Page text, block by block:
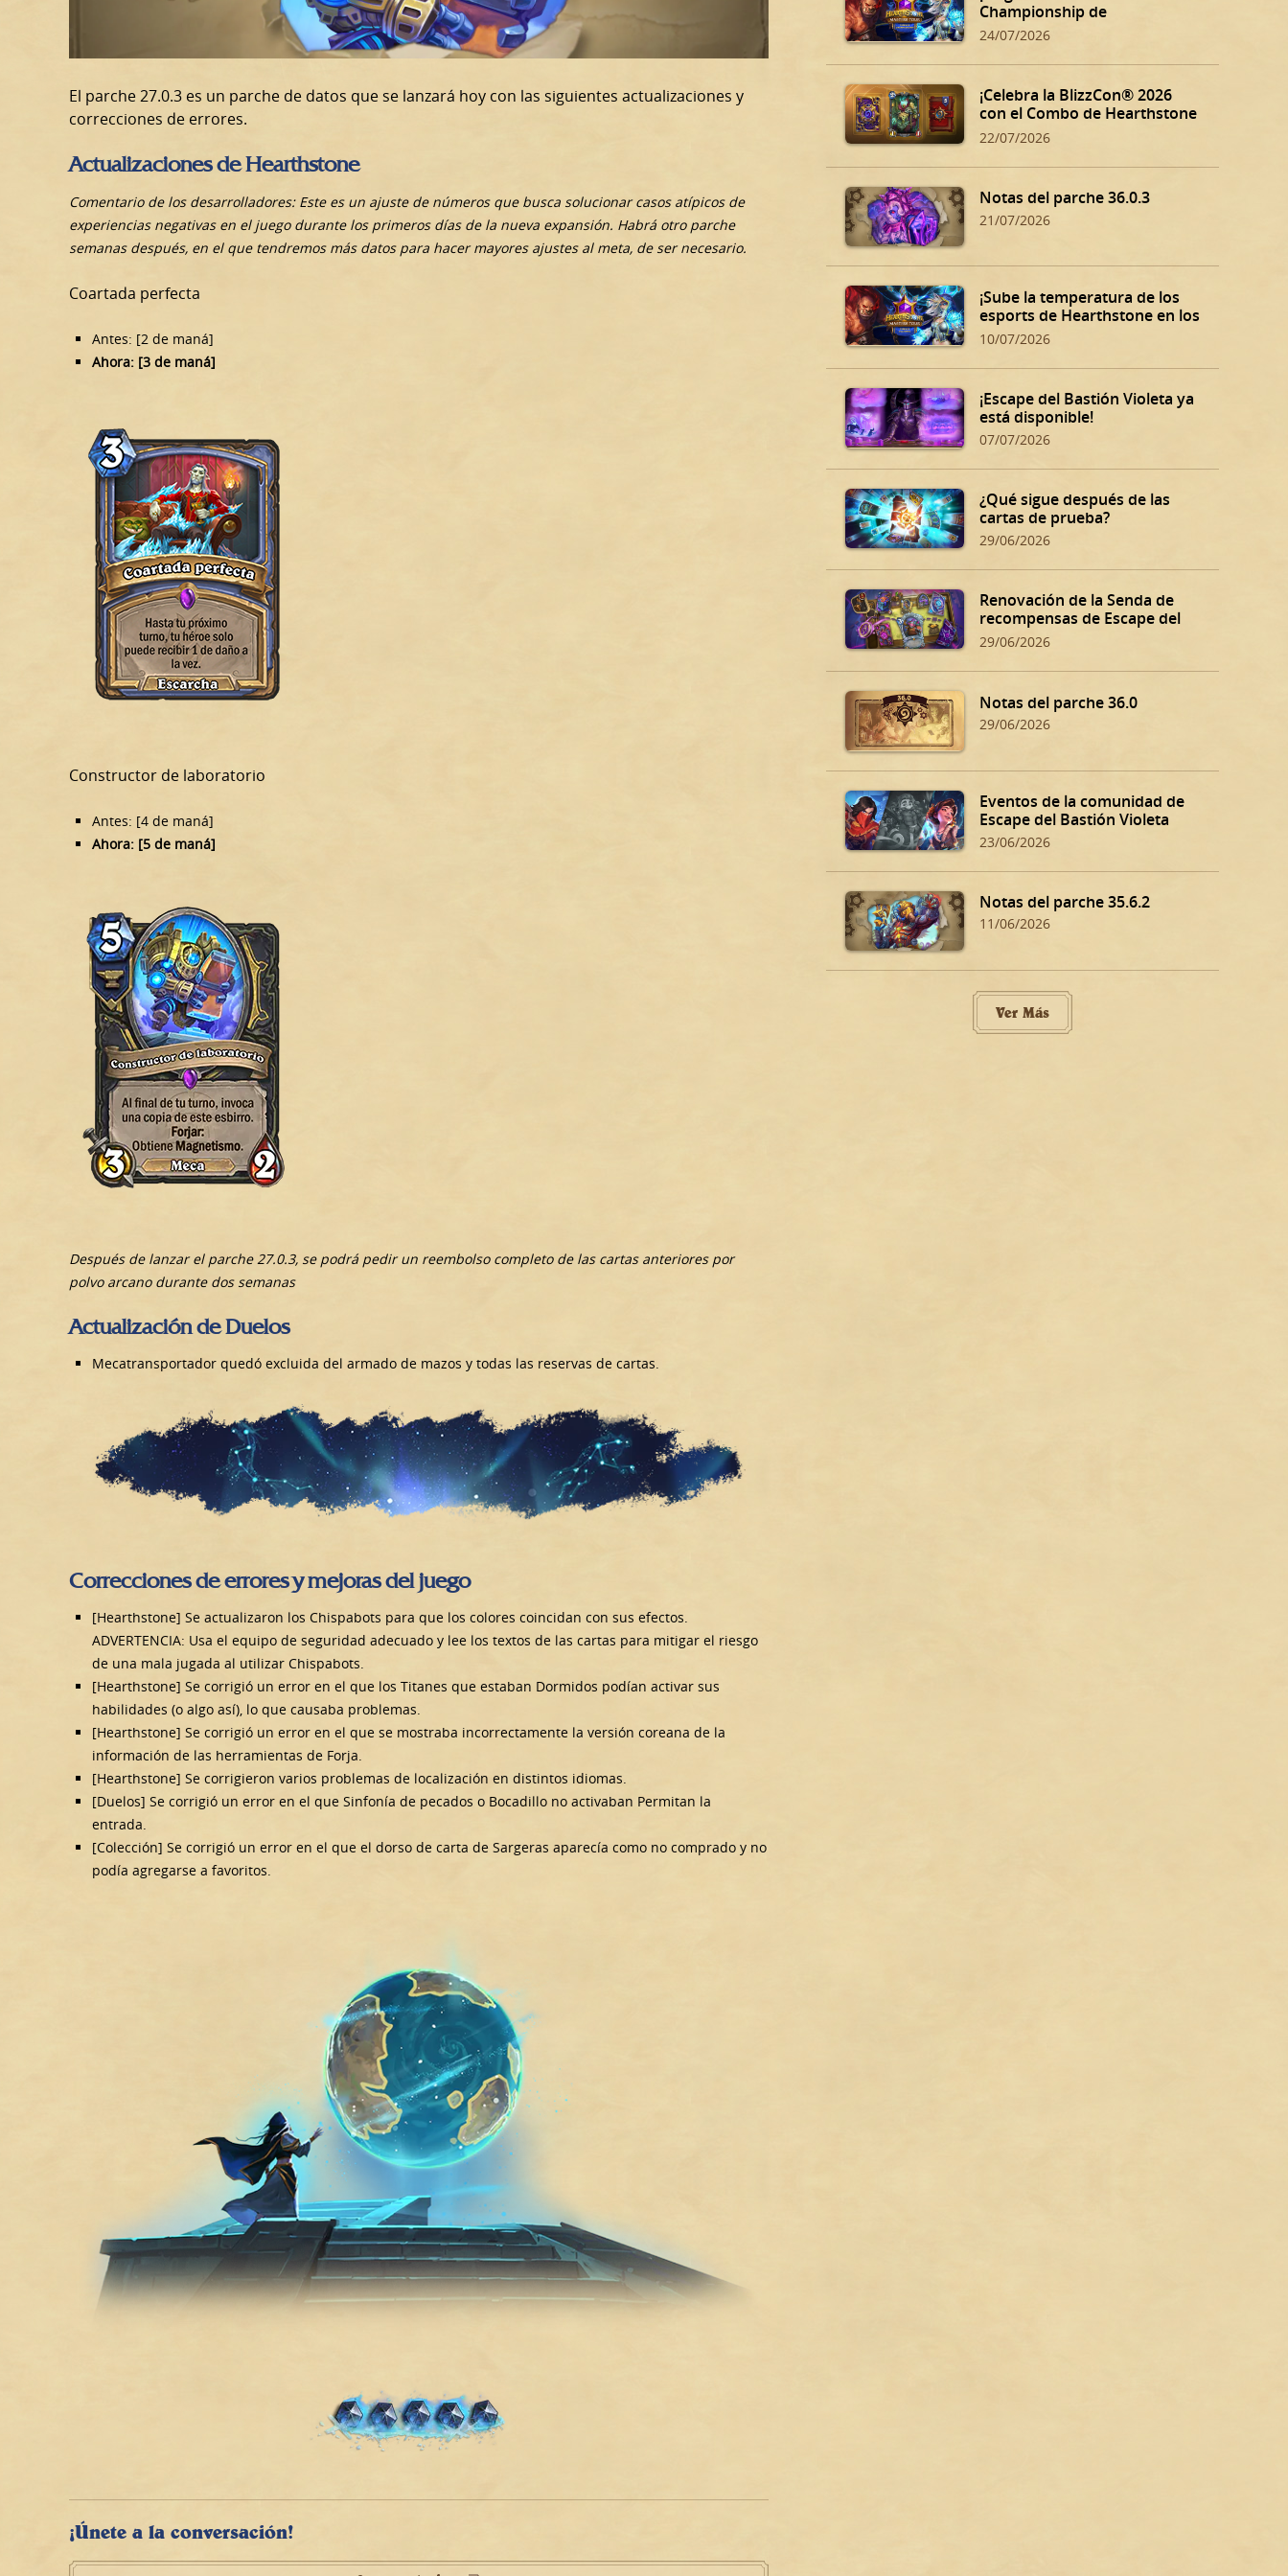
El parche 27.0.3 es un parche de datos que se lanzará hoy con las siguientes actualizaciones y
correcciones de errores.
Actualizaciones de Hearthstone
Comentario de los desarrolladores: Este es un ajuste de números que busca solucionar casos atípicos de
experiencias negativas en el juego durante los primeros días de la nueva expansión. Habrá otro parche
semanas después, en el que tendremos más datos para hacer mayores ajustes al meta, de ser necesario.
Coartada perfecta
Antes: [2 de maná]
Ahora: [3 de maná]
Constructor de laboratorio
Antes: [4 de maná]
Ahora: [5 de maná]
Después de lanzar el parche 27.0.3, se podrá pedir un reembolso completo de las cartas anteriores por
polvo arcano durante dos semanas
Actualización de Duelos
Mecatransportador quedó excluida del armado de mazos y todas las reservas de cartas.
Correcciones de errores y mejoras del juego
[Hearthstone] Se actualizaron los Chispabots para que los colores coincidan con sus efectos.
ADVERTENCIA: Usa el equipo de seguridad adecuado y lee los textos de las cartas para mitigar el riesgo
de una mala jugada al utilizar Chispabots.
[Hearthstone] Se corrigió un error en el que los Titanes que estaban Dormidos podían activar sus
habilidades (o algo así), lo que causaba problemas.
[Hearthstone] Se corrigió un error en el que se mostraba incorrectamente la versión coreana de la
información de las herramientas de Forja.
[Hearthstone] Se corrigieron varios problemas de localización en distintos idiomas.
[Duelos] Se corrigió un error en el que Sinfonía de pecados o Bocadillo no activaban Permitan la
entrada.
[Colección] Se corrigió un error en el que el dorso de carta de Sargeras aparecía como no comprado y no
podía agregarse a favoritos.
¡Únete a la conversación!
Championship de
Hearthstone!
24/07/2026
¡Celebra la BlizzCon® 2026
con el Combo de Hearthstone
BlizzCon!
22/07/2026
Notas del parche 36.0.3
21/07/2026
¡Sube la temperatura de los
esports de Hearthstone en los
Summer Playoffs!
10/07/2026
¡Escape del Bastión Violeta ya
está disponible!
07/07/2026
¿Qué sigue después de las
cartas de prueba?
29/06/2026
Renovación de la Senda de
recompensas de Escape del
Bastión Violeta
29/06/2026
Notas del parche 36.0
29/06/2026
Eventos de la comunidad de
Escape del Bastión Violeta
23/06/2026
Notas del parche 35.6.2
11/06/2026
Ver Más